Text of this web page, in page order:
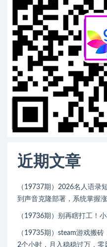
近期文章
（19737期）2026名人语录
到声音克隆部署，系统掌握
（19736期）别再瞎打工！
（19735期）steam游戏搬
2个小时，月入稳稳过万，零